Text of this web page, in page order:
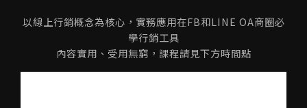
以線上行銷概念為核心，實務應用在FB和LINE OA商圈必
學行銷工具
內容實用、受用無窮，課程請見下方時間點